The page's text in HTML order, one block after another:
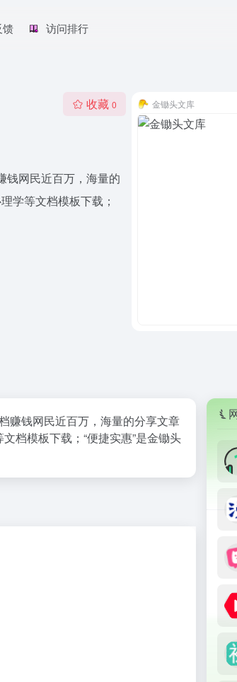
馈 访问排行
收藏 0
钱网民近百万，海量的
学等文档模板下载；
金锄头文库
赚钱网民近百万，海量的分享文章
档模板下载；“便捷实惠”是金锄头